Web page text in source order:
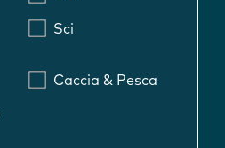
Sci
Caccia & Pesca